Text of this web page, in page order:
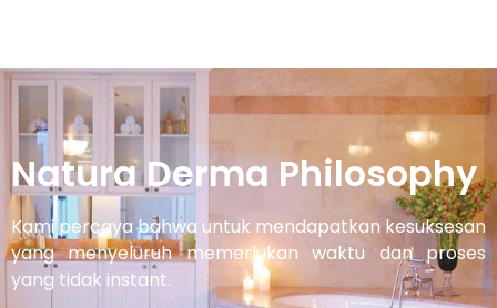
Natura Derma Philosophy
Kami percaya bahwa untuk mendapatkan kesuksesan
yang menyeluruh memerlukan waktu dan proses
yang tidak instant.